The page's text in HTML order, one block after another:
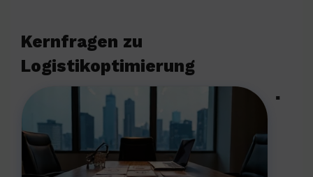
Kernfragen zu
Logistikoptimierung
▪